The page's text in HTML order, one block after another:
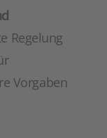
Regelung
Vorgaben